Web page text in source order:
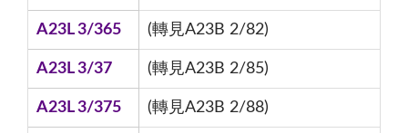
A23L 3/365 (轉見A23B 2/82)
A23L 3/37 (轉見A23B 2/85)
A23L 3/375 (轉見A23B 2/88)